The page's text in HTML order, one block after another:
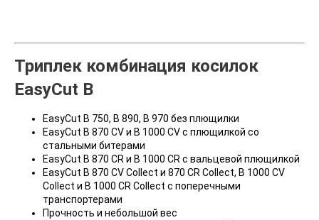
Триплек комбинация косилок
EasyCut B
EasyCut B 750, B 890, B 970 без плющилки
EasyCut B 870 CV и B 1000 CV с плющилкой со
стальными битерами
EasyCut B 870 CR и B 1000 CR с вальцевой плющилкой
EasyCut B 870 CV Collect и 870 CR Collect, B 1000 CV
Collect и B 1000 CR Collect с поперечными
транспортерами
Прочность и небольшой вес